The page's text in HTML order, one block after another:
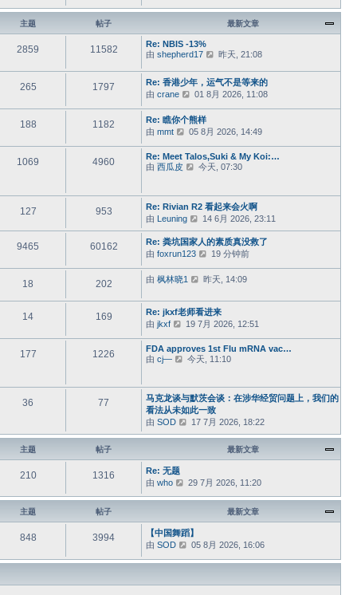
最
子
主题 帖子 最新文章
2859 11582
Re: NBIS -13%
由 shepherd17
查
最
新
昨天, 21:08
265 1797
Re: 香港少年，运气不是等来的
由 crane
查
最
新
子
01 8月 2026, 11:08
188 1182
Re: 瞧你个熊样
由 mmt
查
最
新
05 8月 2026, 14:49
1069 4960
Re: Meet Talos,Suki & My Koi:…
由 西瓜皮
查
新
帖
今天, 07:30
127 953
Re: Rivian R2 看起来会火啊
由 Leuning
查
看
最
新
帖
子
14 6月 2026, 23:11
9465 60162
Re: 粪坑国家人的素质真没救了
由 foxrun123
查
最
帖
子
19 分钟前
18 202 由 枫林晓1
查
最
新
帖
子
昨天, 14:09
14 169
Re: jkxf老师看进来
由 jkxf
查
最
新
19 7月 2026, 12:51
177 1226
FDA approves 1st Flu mRNA vac…
由 cj—
查
新
帖
子
今天, 11:10
36 77
马克龙谈与默茨会谈：在涉华经贸问题上，我们的
看法从未如此一致
由 SOD
查
看
新
子
17 7月 2026, 18:22
主题 帖子 最新文章
210 1316
Re: 无题
由 who
查
看
帖
子
29 7月 2026, 11:20
主题 帖子 最新文章
848 3994
【中国舞蹈】
由 SOD
查
05 8月 2026, 16:06